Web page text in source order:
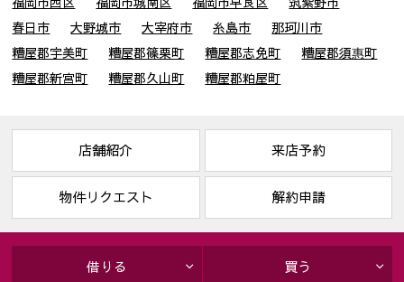
春日市
大野城市 大宰府市 糸島市
那珂川市
糟屋郡宇美町
糟屋郡篠栗町 糟屋郡志免町
糟屋郡須惠町
糟屋郡新宮町
糟屋郡久山町 糟屋郡粕屋町
店舗紹介 来店予約
物件リクエスト 解約申請
借りる 買う